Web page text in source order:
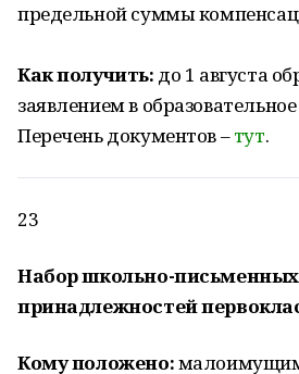
предельной суммы
Как получить: до 1 августа
заявлением в
Перечень документов –тут.
23
Набор школьно-письменных
принадлежностей
Кому положено: